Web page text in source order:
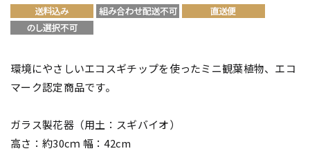
環境にやさしいエコスギチップを使ったミニ観葉植物、エコ
マーク認定商品です。
ガラス製花器（用土：スギバイオ）
高さ：約30cｍ 幅：42cm